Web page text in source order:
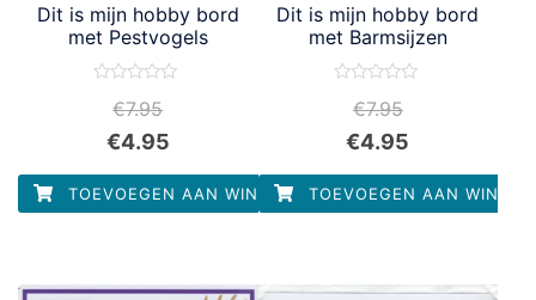
Dit is mijn hobby bord
met Pestvogels
€7.95
€4.95
TOEVOEGEN AAN WINKELWAGEN
Dit is mijn hobby bord
met Barmsijzen
€7.95
€4.95
TOEVOEGEN AAN